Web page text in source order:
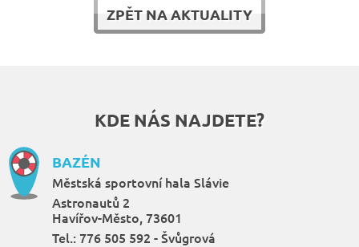
ZPĚT NA AKTUALITY
KDE NÁS NAJDETE?
BAZÉN
Městská sportovní hala Slávie
Astronautů 2
Havířov-Město, 73601
Tel.:776 505 592 - Švůgrová